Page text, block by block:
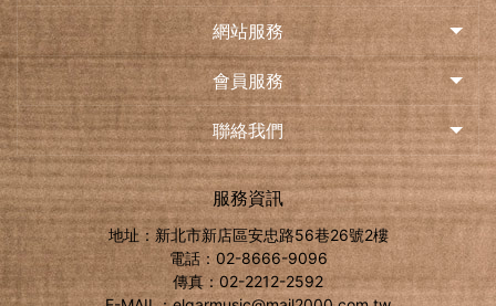
網站服務
會員服務
聯絡我們
服務資訊
地址：新北市新店區安忠路56巷26號2樓
電話：02-8666-9096
傳真：02-2212-2592